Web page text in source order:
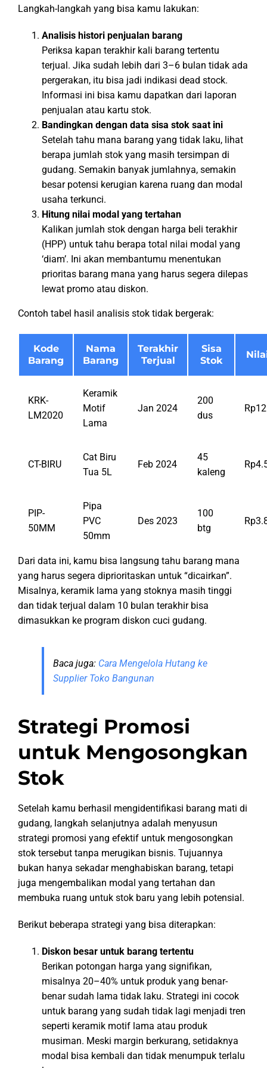
Langkah-langkah yang bisa kamu lakukan:
Analisis histori penjualan barang
Periksa kapan terakhir kali barang tertentu
terjual. Jika sudah lebih dari 3–6 bulan tidak ada
pergerakan, itu bisa jadi indikasi dead stock.
Informasi ini bisa kamu dapatkan dari laporan
penjualan atau kartu stok.
Bandingkan dengan data sisa stok saat ini
Setelah tahu mana barang yang tidak laku, lihat
berapa jumlah stok yang masih tersimpan di
gudang. Semakin banyak jumlahnya, semakin
besar potensi kerugian karena ruang dan modal
usaha terkunci.
Hitung nilai modal yang tertahan
Kalikan jumlah stok dengan harga beli terakhir
(HPP) untuk tahu berapa total nilai modal yang
‘diam’. Ini akan membantumu menentukan
prioritas barang mana yang harus segera dilepas
lewat promo atau diskon.
Contoh tabel hasil analisis stok tidak bergerak:
Kode
Barang
Nama
Barang
Terakhir
Terjual
Sisa
Stok
KRK-
LM2020
Keramik
Motif
Lama
Jan 2024
200
dus
CT-BIRU
Cat Biru
Tua 5L
Feb 2024
45
kaleng
PIP-
50MM
Pipa
PVC
50mm
Des 2023
100
btg
Dari data ini, kamu bisa langsung tahu barang mana
yang harus segera diprioritaskan untuk “dicairkan”.
Misalnya, keramik lama yang stoknya masih tinggi
dan tidak terjual dalam 10 bulan terakhir bisa
dimasukkan ke program diskon cuci gudang.
Baca juga: Cara Mengelola Hutang ke
Supplier Toko Bangunan
Strategi Promosi
untuk Mengosongkan
Stok
Setelah kamu berhasil mengidentifikasi barang mati di
gudang, langkah selanjutnya adalah menyusun
strategi promosi yang efektif untuk mengosongkan
stok tersebut tanpa merugikan bisnis. Tujuannya
bukan hanya sekadar menghabiskan barang, tetapi
juga mengembalikan modal yang tertahan dan
membuka ruang untuk stok baru yang lebih potensial.
Berikut beberapa strategi yang bisa diterapkan:
Diskon besar untuk barang tertentu
Berikan potongan harga yang signifikan,
misalnya 20–40% untuk produk yang benar-
benar sudah lama tidak laku. Strategi ini cocok
untuk barang yang sudah tidak lagi menjadi tren
seperti keramik motif lama atau produk
musiman. Meski margin berkurang, setidaknya
modal bisa kembali dan tidak menumpuk terlalu